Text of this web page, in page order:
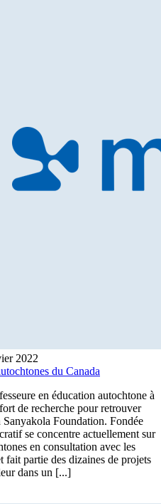
2022
du Canada
en éducation autochtone à
de recherche pour retrouver
Foundation. Fondée
se concentre actuellement sur
en consultation avec les
partie des dizaines de projets
dans un [...]